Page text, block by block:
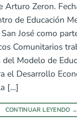
Arturo Zeron.
de Educación
José como
Comunitarios
Modelo de
el Desarrollo
[…]
CONTINUAR LEYENDO →